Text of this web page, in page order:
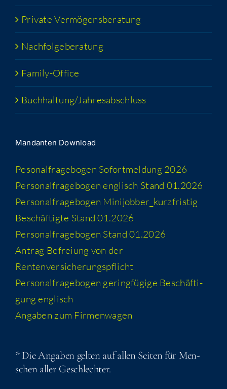
Pri­va­te Vermögensberatung
Nach­fol­ge­be­ra­tung
Fami­­ly-Office
Buchhaltung/​​Jahresabschluss
Man­dan­ten Download
Peso­nal­fra­ge­bo­gen Sofort­mel­dung 2026
Per­so­nal­fra­ge­bo­gen eng­lisch Stand 01.2026
Per­so­nal­fra­ge­bo­gen Minijobber_​kurzfristig
Beschäf­tig­te Stand 01.2026
Per­so­nal­fra­ge­bo­gen Stand 01.2026
Antrag Befrei­ung von der
Rentenversicherungspflicht
Per­so­nal­fra­ge­bo­gen gering­fü­gi­ge Beschäf­ti­
gung englisch
Anga­ben zum Firmenwagen
* Die Anga­ben gel­ten auf allen Sei­ten für Men­
schen aller Geschlechter.